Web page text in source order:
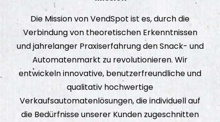
Die Mission von VendSpot ist es, durch die
Verbindung von theoretischen Erkenntnissen
und jahrelanger Praxiserfahrung den Snack- und
Automatenmarkt zu revolutionieren. Wir
entwickeln innovative, benutzerfreundliche und
qualitativ hochwertige
Verkaufsautomatenlösungen, die individuell auf
die Bedürfnisse unserer Kunden zugeschnitten